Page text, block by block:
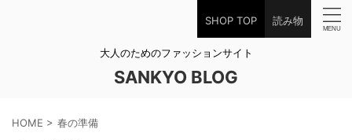
SHOP TOP 読み物
大人のためのファッションサイト
SANKYO BLOG
HOME > 春の準備